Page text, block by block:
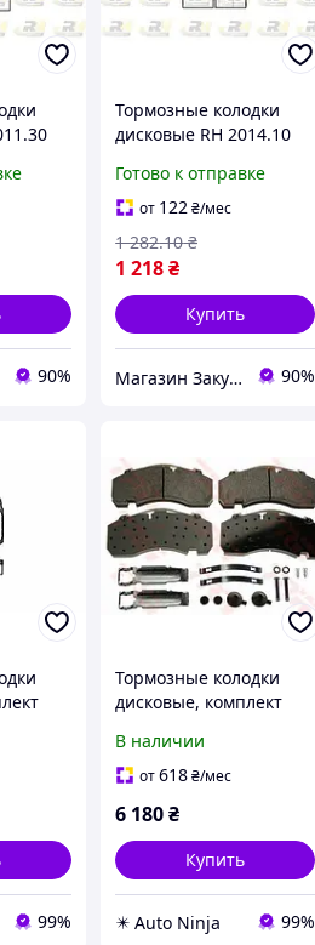
г.
90%
Тормозные колодки
дисковые RH 2014.10
M1 (E26) 1975-1984 г.
Готово к отправке
от 122₴/мес
1 218₴
1 282.10 ₴
Купить
Магазин Закупка 90%
99%
Тормозные колодки
дисковые, комплект
В наличии
от618₴/мес
6 180₴
Купить
✴️ Auto Ninja 99%